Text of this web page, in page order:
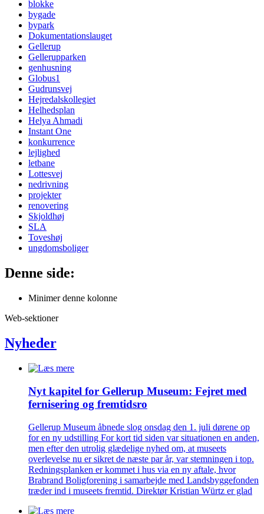
blokke
bygade
bypark
Dokumentationslauget
Gellerup
Gellerupparken
genhusning
Globus1
Gudrunsvej
Hejredalskollegiet
Helhedsplan
Helya Ahmadi
Instant One
konkurrence
lejlighed
letbane
Lottesvej
nedrivning
projekter
renovering
Skjoldhøj
SLA
Toveshøj
ungdomsboliger
Denne side:
Minimer denne kolonne
Web-sektioner
Nyheder
Nyt kapitel for Gellerup Museum: Fejret med
fernisering og fremtidsro
Gellerup Museum åbnede slog onsdag den 1. juli dørene op
for en ny udstilling For kort tid siden var situationen en anden,
men efter den utrolig glædelige nyhed om, at museets
overlevelse nu er sikret de næste par år, var stemningen i top.
Redningsplanken er kommet i hus via en ny aftale, hvor
Brabrand Boligforening i samarbejde med Landsbyggefonden
træder ind i museets fremtid. Direktør Kristian Würtz er glad